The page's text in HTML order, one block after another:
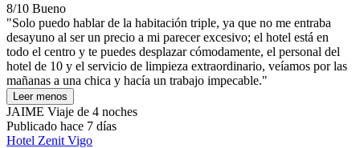
8/10 Bueno
"Solo puedo hablar de la habitación triple, ya que no me entraba
desayuno al ser un precio a mi parecer excesivo; el hotel está en
todo el centro y te puedes desplazar cómodamente, el personal del
hotel de 10 y el servicio de limpieza extraordinario, veíamos por las
mañanas a una chica y hacía un trabajo impecable."
Leer menos
JAIME Viaje de 4 noches
Publicado hace 7 días
Hotel Zenit Vigo